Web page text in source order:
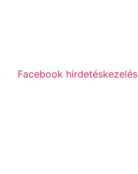
Facebook hirdetéskezelés